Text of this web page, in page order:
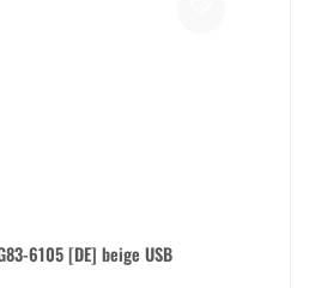
6105 [DE] beige USB